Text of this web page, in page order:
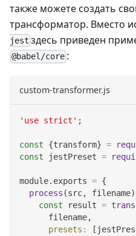
также можете создать
трансформатор. Вместо
jest здесь приведен
@babel/core :
custom-transformer.js
'use strict' ;
const {transform} =
const jestPreset =
module. exports = {
process (src, filename)
const result =
      filename
,
presets : [